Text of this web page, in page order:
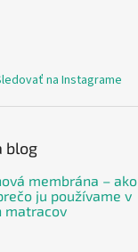
na Instagrame
blog
membrána – ako
ju používame v
matracov